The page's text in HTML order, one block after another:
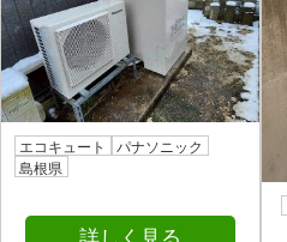
エコキュート
パナソニック
島根県